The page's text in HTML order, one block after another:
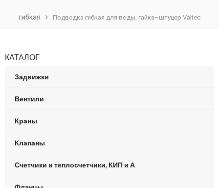
гибкая Подводка гибкая для воды, гайка–штуцер Valtec
КАТАЛОГ
Задвижки
Вентили
Краны
Клапаны
Счетчики и теплосчетчики, КИП и А